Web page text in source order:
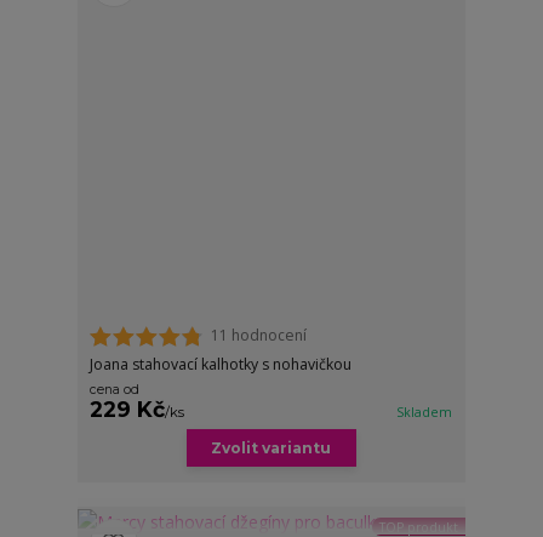
11 hodnocení
Joana stahovací kalhotky s nohavičkou
cena od
229 Kč/ks Skladem
Zvolit variantu
TOP produkt